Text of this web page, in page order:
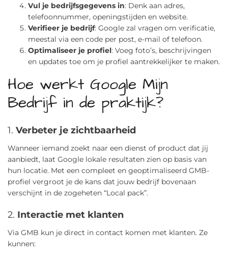
Vul je bedrijfsgegevens in: Denk aan adres,
telefoonnummer, openingstijden en website.
Verifieer je bedrijf: Google zal vragen om verificatie,
meestal via een code per post, e-mail of telefoon.
Optimaliseer je profiel: Voeg foto’s, beschrijvingen
en updates toe om je profiel aantrekkelijker te maken.
Hoe werkt Google Mijn
Bedrijf in de praktijk?
1. Verbeter je zichtbaarheid
Wanneer iemand zoekt naar een dienst of product dat jij
aanbiedt, laat Google lokale resultaten zien op basis van
hun locatie. Met een compleet en geoptimaliseerd GMB-
profiel vergroot je de kans dat jouw bedrijf bovenaan
verschijnt in de zogeheten “Local pack”.
2. Interactie met klanten
Via GMB kun je direct in contact komen met klanten. Ze
kunnen: